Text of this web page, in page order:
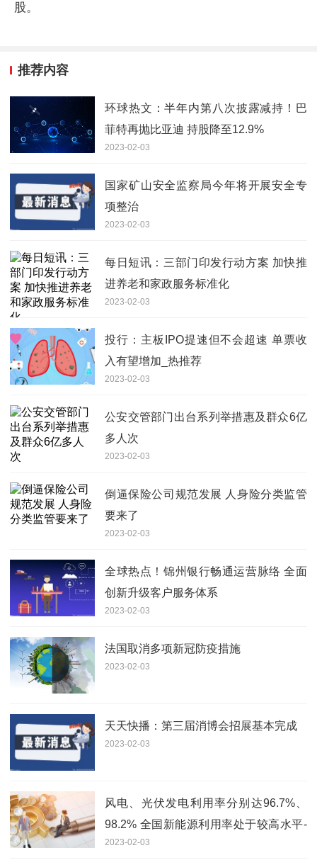
股。
推荐内容
环球热文：半年内第八次披露减持！巴
菲特再抛比亚迪 持股降至12.9%
2023-02-03
国家矿山安全监察局今年将开展安全专
项整治
2023-02-03
每日短讯：三部门印发行动方案 加快推
进养老和家政服务标准化
2023-02-03
投行：主板IPO提速但不会超速 单票收
入有望增加_热推荐
2023-02-03
公安交管部门出台系列举措惠及群众6亿
多人次
2023-02-03
倒逼保险公司规范发展 人身险分类监管
要来了
2023-02-03
全球热点！锦州银行畅通运营脉络 全面
创新升级客户服务体系
2023-02-03
法国取消多项新冠防疫措施
2023-02-03
天天快播：第三届消博会招展基本完成
2023-02-03
风电、光伏发电利用率分别达96.7%、
98.2% 全国新能源利用率处于较高水平-
焦点简讯
2023-02-03